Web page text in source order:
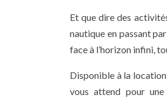
Et que dire des
nautique en passant
face à l’horizon infini,
Disponible à la location
vous attend pour